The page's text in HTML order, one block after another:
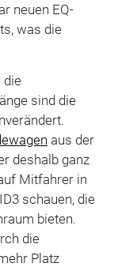
neuen EQ-
was die
die
sind die
aus der
deshalb ganz
Mitfahrer in
schauen, die
bieten.
die
Platz